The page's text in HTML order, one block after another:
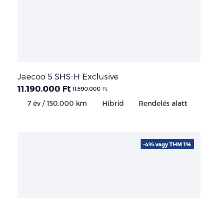
Jaecoo 5 SHS-H Exclusive
11.190.000 Ft 11.690.000 Ft
7 év / 150.000 km Hibrid Rendelés alatt
-4% vagy THM 1%